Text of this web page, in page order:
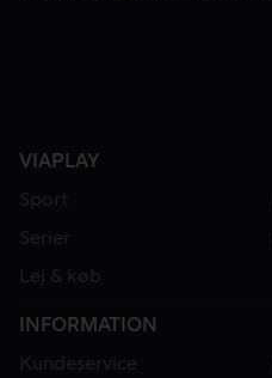
VIAPLAY
Sport
Serier
Lej & køb
INFORMATION
Kundeservice